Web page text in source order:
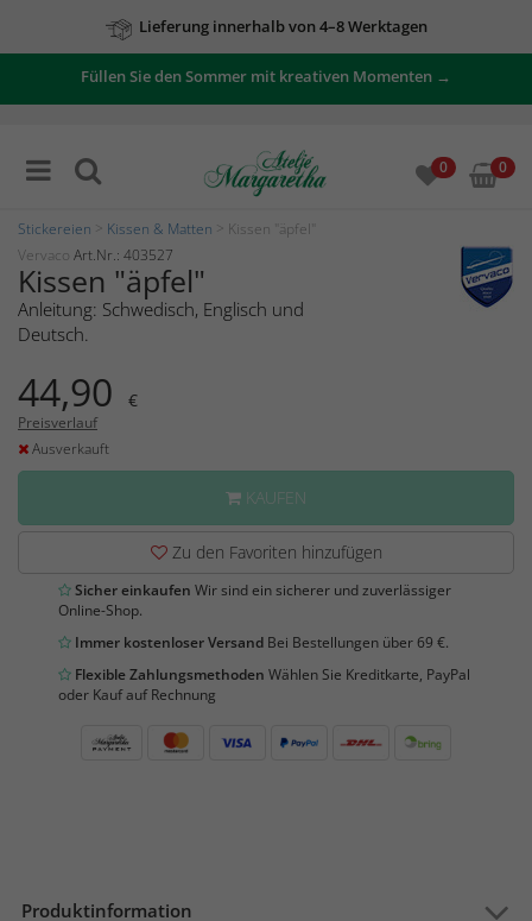
Lieferung innerhalb von 4–8 Werktagen
Füllen Sie den Sommer mit kreativen Momenten →
0 0
Stickereien Kissen & Matten > Kissen "äpfel"
Vervaco Art.Nr.: 403527
Kissen "äpfel"
Anleitung: Schwedisch, Englisch und
Deutsch.
44,90 €
Preisverlauf
Ausverkauft
KAUFEN
Zu den Favoriten hinzufügen
Sicher einkaufen Wir sind ein sicherer und zuverlässiger
Online-Shop.
Immer kostenloser Versand Bei Bestellungen über 69 €.
Flexible Zahlungsmethoden Wählen Sie Kreditkarte, PayPal
oder Kauf auf Rechnung
Produktinformation